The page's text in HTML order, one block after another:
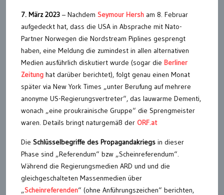
7. März 2023 – Nachdem Seymour Hersh am 8. Februar
aufgedeckt hat, dass die USA in Absprache mit Nato-
Partner Norwegen die Nordstream Piplines gesprengt
haben, eine Meldung die zumindest in allen alternativen
Medien ausführlich diskutiert wurde (sogar die Berliner
Zeitung hat darüber berichtet), folgt genau einen Monat
später via New York Times „unter Berufung auf mehrere
anonyme US-Regierungsvertreter“, das lauwarme Dementi,
wonach „eine proukrainische Gruppe“ die Sprengmeister
waren. Details bringt naturgemäß der ORF.at
Die Schlüsselbegriffe des Propagandakriegs in dieser
Phase sind „Referendum“ bzw „Scheinreferendum“.
Während die Regierungsmedien ARD und und die
gleichgeschalteten Massenmedien über
„Scheinreferenden“ (ohne Anführungszeichen“ berichten,